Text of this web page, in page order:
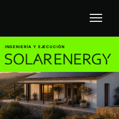
INGENIERÍA Y EJECUCIÓN